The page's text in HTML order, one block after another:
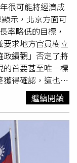
影響債券市場和
清楚這是否真的
授伊藤剛預計，
並恰好在參議院
前舉行），「政
而這涉及債務增
」伊藤擔憂，屆
已不足以滿足財
浪充耳不聞，這種
，1位首相公開以
她將幾乎無法靈
常固執，即使顧
顯然，她非常相
與此同時，根據
）數據，日本
內生產毛額
支出的政策路線
年11月批准1項超
需增加借款。
的是情緒、流動
類似情況。」他補
慧（AI）相關投
美國3大信用評等
深經濟學家安格
熱潮推升全球股
》訪問時表
很可能將經濟成
示，北京方面可
率略低的目標，
求地方官員樹立
政績觀」否定了將
首要甚至唯一標
得確認，這也將
衡與穩定，這2者
重視，而這在
表大會前，更具
將在3月初舉行
該目標同時也是
且往往會在正式
繼續閱讀